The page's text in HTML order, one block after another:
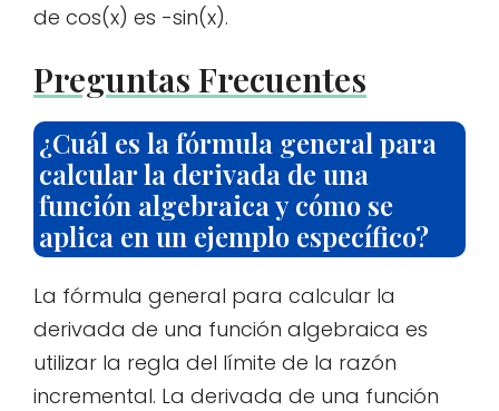
de cos(x) es -sin(x).
Preguntas Frecuentes
¿Cuál es la fórmula general para
calcular la derivada de una
función algebraica y cómo se
aplica en un ejemplo específico?
La fórmula general para calcular la
derivada de una función algebraica es
utilizar la regla del límite de la razón
incremental. La derivada de una función